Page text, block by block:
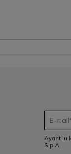
Ayant lu
S.p.A.